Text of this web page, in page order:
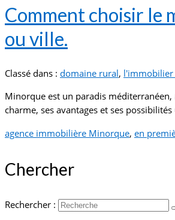
Comment choisir le
ou ville.
Classé dans : domaine rural,
Minorque est un paradis méditerranéen,
charme, ses avantages et ses
agence immobilière Minorque, en
Chercher
Rechercher :